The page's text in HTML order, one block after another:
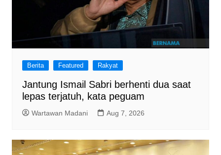
Berita Featured Rakyat
Jantung Ismail Sabri berhenti dua saat
lepas terjatuh, kata peguam
Wartawan Madani Aug 7, 2026